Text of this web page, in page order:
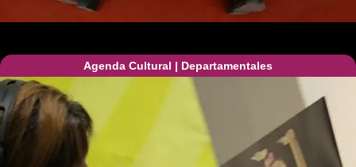
Agenda Cultural | Departamentales